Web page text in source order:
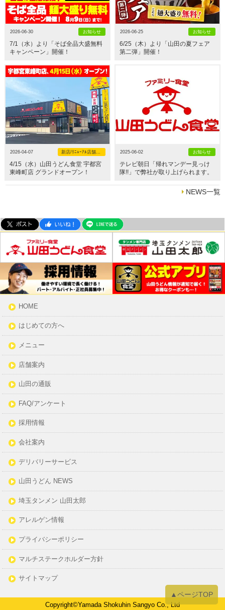
2026-06-30 お知らせ
7/1（水）より「そば全品大盛無料
キャンペーン」開催！
2026-06-25 お知らせ
6/25（木）より「山田の夏フェア
第二弾」開催！
2026-04-07 新店/ﾘﾆｭｰｱﾙ店舗情報
4/15（水）山田うどん食堂 宇都宮
東峰町店 グランドオープン！
2025-06-02 お知らせ
テレビ朝日「帰れマンデー見っけ
隊!!」で弊社が取り上げられます。
NEWS一覧
▲ページTOP
HOME
はじめての方へ
メニュー
店舗案内
山田の通販
FAQ/アンケート
採用情報
会社案内
デリバリーサービス
山田うどん NEWS
埼玉タンメン 山田太郎
アレルゲン情報
プライバシーポリシー
マルチステークホルダー方針
サイトマップ
Copyright©Yamada Shokuhin Sangyo Co., Ltd